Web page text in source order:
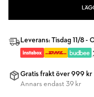
Leverans: Tisdag 11/8 -
Gratis frakt över 999 kr
Annars endast 39 kr